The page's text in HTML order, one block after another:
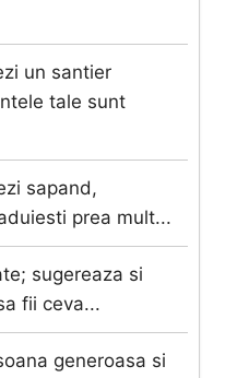
un santier
tale sunt
sapand,
prea mult...
sugereaza si
fii ceva...
generoasa si